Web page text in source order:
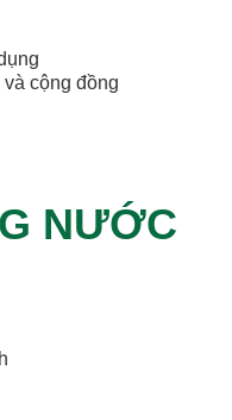
cộng đồng
NƯỚC